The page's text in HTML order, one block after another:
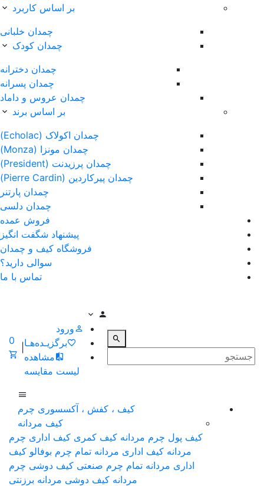
بر اساس کاربرد
چمدان خلبانی
چمدان کودک
چمدان دخترانه
چمدان پسرانه
چمدان عروس و داماد
بر اساس برند
چمدان اکولاک (Echolac)
چمدان مونزا (Monza)
چمدان پرزیدنت (President)
چمدان پیرکاردین (Pierre Cardin)
چمدان پارتنر
چمدان دلسی
فروش عمده
پیشنهاد شگفت انگیز
فروشگاه کیف و چمدان
سوالی دارید؟
تماس با ما
ورود
برگزیـده‌هـا
مشاهده
لیست مقایسه
0
کیف ، کفش ، آکسسوری چرم
کیف مردانه
کیف پول چرم مردانه کیف کمری کیف اداری چرم
مردانه کیف اداری مردانه تمام چرم بوفالو کیف
اداری مردانه تمام چرم صنعتی کیف دوشی چرم
مردانه کیف دوشی مردانه برزنتی